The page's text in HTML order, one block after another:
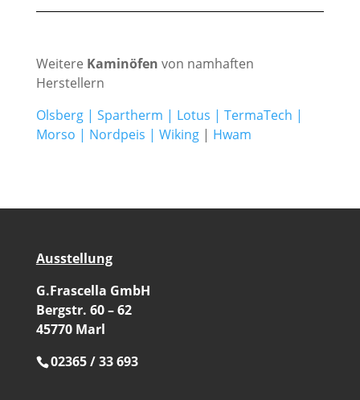
Weitere Kaminöfen von namhaften
Herstellern
Olsberg| Spartherm | Lotus | TermaTech |
Morso | Nordpeis | Wiking| Hwam
Ausstellung
G.Frascella GmbH
Bergstr. 60 – 62
45770 Marl
02365 / 33 693